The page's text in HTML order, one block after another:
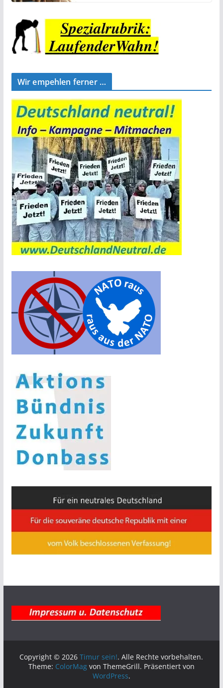
Wir empehlen ferner …
Copyright © 2026Timur sein!. Alle Rechte vorbehalten.
Theme: ColorMagvon ThemeGrill. Präsentiert von
WordPress.